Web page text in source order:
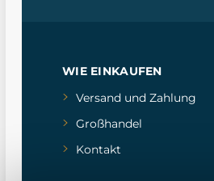
WIE EINKAUFEN
Versand und Zahlung
Großhandel
Kontakt